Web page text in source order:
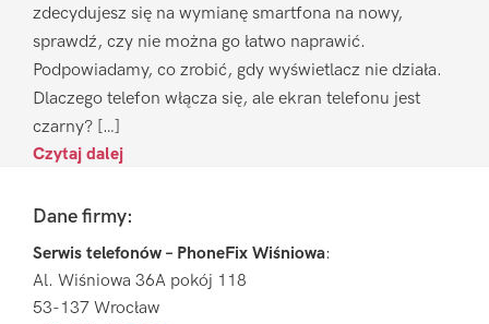
zdecydujesz się na wymianę smartfona na nowy,
sprawdź, czy nie można go łatwo naprawić.
Podpowiadamy, co zrobić, gdy wyświetlacz nie działa.
Dlaczego telefon włącza się, ale ekran telefonu jest
czarny? […]
Czytaj dalej
FooterDane firmy:
Serwis telefonów – PhoneFix Wiśniowa:
Al. Wiśniowa 36A pokój 118
53-137 Wrocław